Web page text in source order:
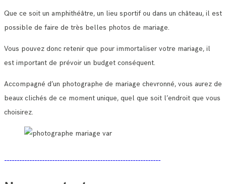
Que ce soit un amphithéâtre, un lieu sportif ou dans un château, il est
possible de faire de très belles photos de mariage.
Vous pouvez donc retenir que pour immortaliser votre mariage, il
est important de prévoir un budget conséquent.
Accompagné d’un photographe de mariage chevronné, vous aurez de
beaux clichés de ce moment unique, quel que soit l’endroit que vous
choisirez.